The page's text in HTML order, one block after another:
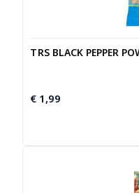
TRS BLACK PEPPER
€ 1,99